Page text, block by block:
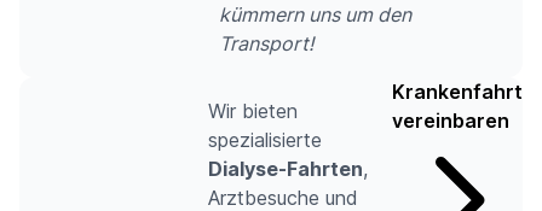
kümmern uns um den
Transport!
Wir bieten
spezialisierte
Dialyse-Fahrten,
Arztbesuche und
Krankenfahrt
vereinbaren